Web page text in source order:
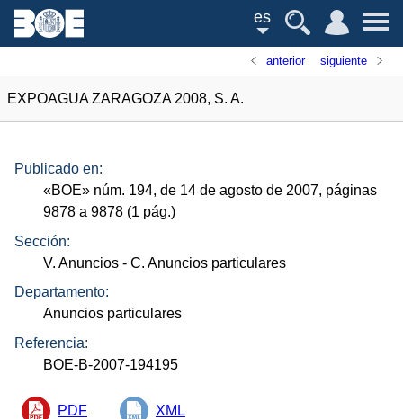
es
anterior siguiente
EXPOAGUA ZARAGOZA 2008, S. A.
Publicado en:
«BOE» núm. 194, de 14 de agosto de 2007, páginas
9878 a 9878 (1 pág.)
Sección:
V. Anuncios - C. Anuncios particulares
Departamento:
Anuncios particulares
Referencia:
BOE-B-2007-194195
PDF XML